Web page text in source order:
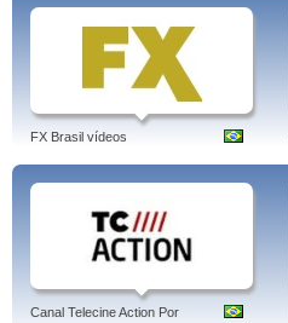
FX Brasil vídeos
Canal Telecine Action Por